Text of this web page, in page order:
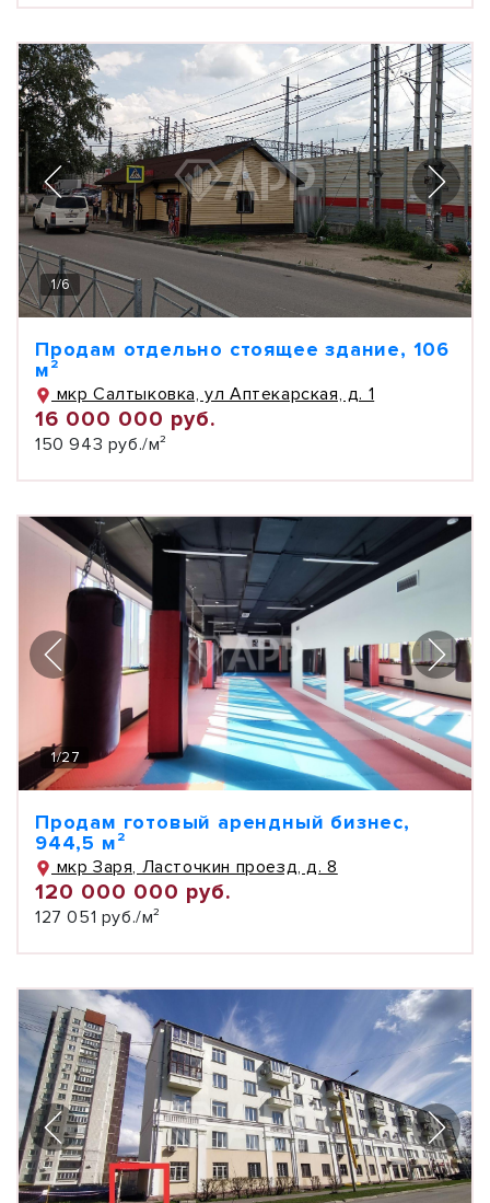
1/6
Продам отдельно стоящее здание, 106
м²
мкр Салтыковка, ул Аптекарская, д. 1
16 000 000 руб.
150 943 руб./м²
1/27
Продам готовый арендный бизнес,
944,5 м²
мкр Заря, Ласточкин проезд, д. 8
120 000 000 руб.
127 051 руб./м²